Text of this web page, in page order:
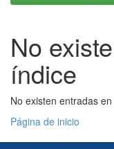
No
índice
No existen entradas
Página de inicio